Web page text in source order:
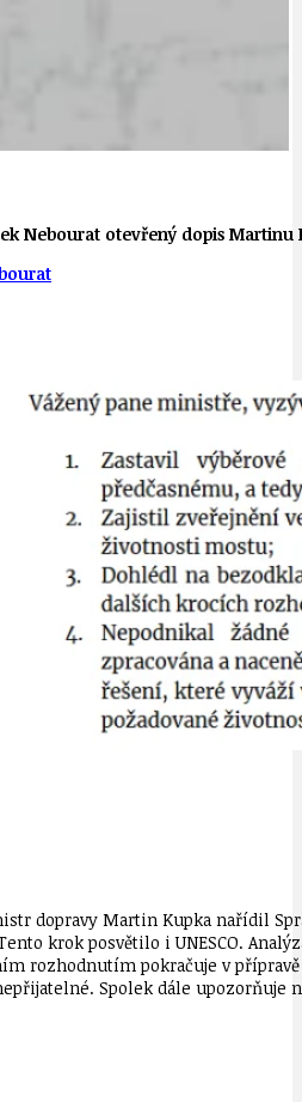
Nebourat otevřený dopis
dopravy Martin Kupka nařídil
krok posvětilo i UNESCO.
rozhodnutím pokračuje v
Spolek dále